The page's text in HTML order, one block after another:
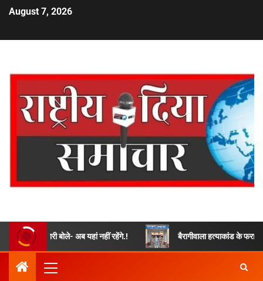
August 7, 2026
बोले- अब यहां नहीं रहेंगे.! बैरागीवाला हत्याकांड के फरार चल रहे